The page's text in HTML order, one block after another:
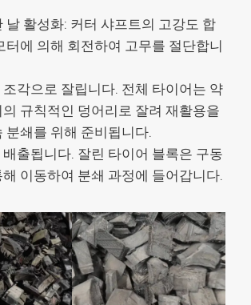
날 활성화: 커터 샤프트의 고강도 합
터에 의해 회전하여 고무를 절단합니
각으로 잘립니다. 전체 타이어는 약
규칙적인 덩어리로 잘려 재활용을
분쇄를 위해 준비됩니다.
출됩니다. 잘린 타이어 블록은 구동
이동하여 분쇄 과정에 들어갑니다.